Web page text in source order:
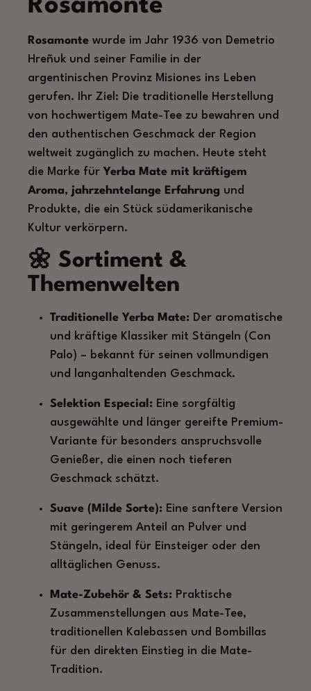
Rosamonte
Rosamonte wurde im Jahr 1936 von Demetrio
Hreñuk und seiner Familie in der
argentinischen Provinz Misiones ins Leben
gerufen. Ihr Ziel: Die traditionelle Herstellung
von hochwertigem Mate-Tee zu bewahren und
den authentischen Geschmack der Region
weltweit zugänglich zu machen. Heute steht
die Marke für Yerba Mate mit kräftigem
Aroma, jahrzehntelange Erfahrung und
Produkte, die ein Stück südamerikanische
Kultur verkörpern.
🌼 Sortiment &
Themenwelten
Traditionelle Yerba Mate: Der aromatische
und kräftige Klassiker mit Stängeln (Con
Palo) – bekannt für seinen vollmundigen
und langanhaltenden Geschmack.
Selektion Especial: Eine sorgfältig
ausgewählte und länger gereifte Premium-
Variante für besonders anspruchsvolle
Genießer, die einen noch tieferen
Geschmack schätzt.
Suave (Milde Sorte): Eine sanftere Version
mit geringerem Anteil an Pulver und
Stängeln, ideal für Einsteiger oder den
alltäglichen Genuss.
Mate-Zubehör & Sets: Praktische
Zusammenstellungen aus Mate-Tee,
traditionellen Kalebassen und Bombillas
für den direkten Einstieg in die Mate-
Tradition.